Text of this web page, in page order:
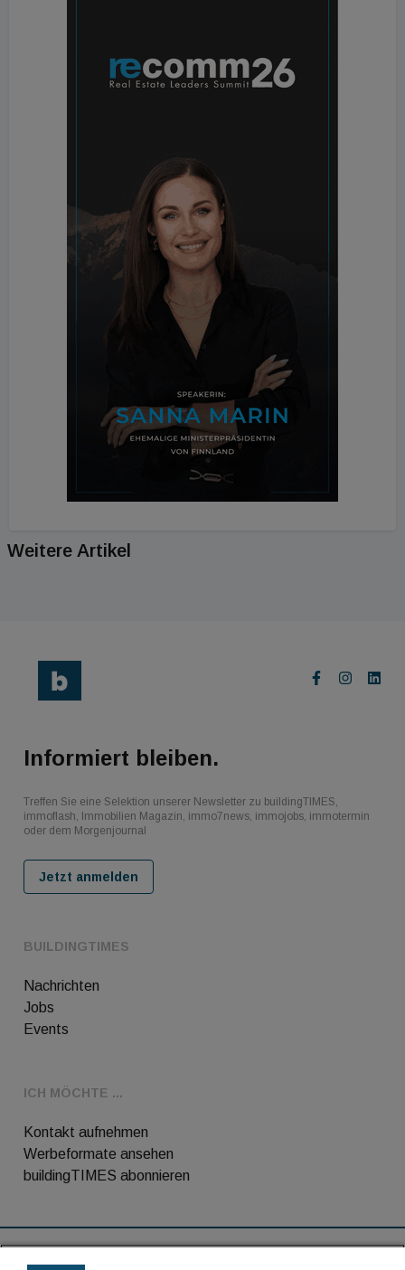
Weitere Artikel
BUILDINGTIMES
Nachrichten
Jobs
Events
ICH MÖCHTE ...
Kontakt aufnehmen
Werbeformate ansehen
buildingTIMES abonnieren
Informiert bleiben.
Treffen Sie eine Selektion unserer Newsletter zu buildingTIMES,
immoflash, Immobilien Magazin, immo7news, immojobs, immotermin
oder dem Morgenjournal
Jetzt anmelden